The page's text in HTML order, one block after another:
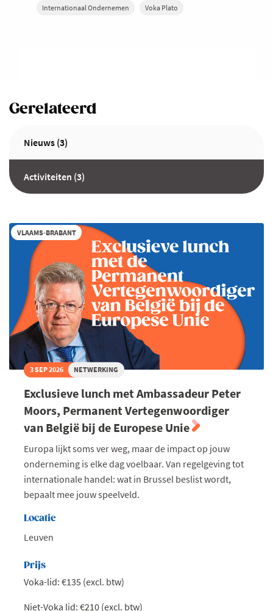
Internationaal Ondernemen Voka Plato
Gerelateerd
Nieuws (3)
Activiteiten (3)
VLAAMS-BRABANT
3 SEP 2026 NETWERKING
Exclusieve lunch met Ambassadeur Peter
Moors, Permanent Vertegenwoordiger
van België bij de Europese Unie
Europa lijkt soms ver weg, maar de impact op jouw
onderneming is elke dag voelbaar. Van regelgeving tot
internationale handel: wat in Brussel beslist wordt,
bepaalt mee jouw speelveld.
Locatie
Leuven
Prijs
Voka-lid: €135 (excl. btw)
Niet-Voka lid: €210 (excl. btw)